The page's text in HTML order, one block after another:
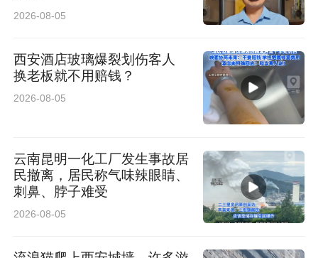
2026-08-05
西安酒店玻璃爆裂划伤客人
换老板就不用赔钱？
2026-08-05
云南昆明一化工厂发生事故居
民撤离，居民称气味辣眼睛、
刺鼻、脖子难受
2026-08-05